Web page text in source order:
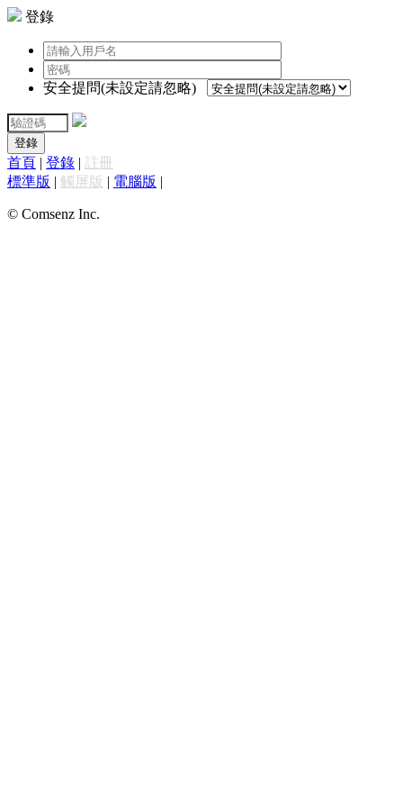
登錄
安全提問(未設定請忽略)
登錄
首頁 | 登錄 | 註冊
標準版 | 觸屏版 | 電腦版 |
© Comsenz Inc.